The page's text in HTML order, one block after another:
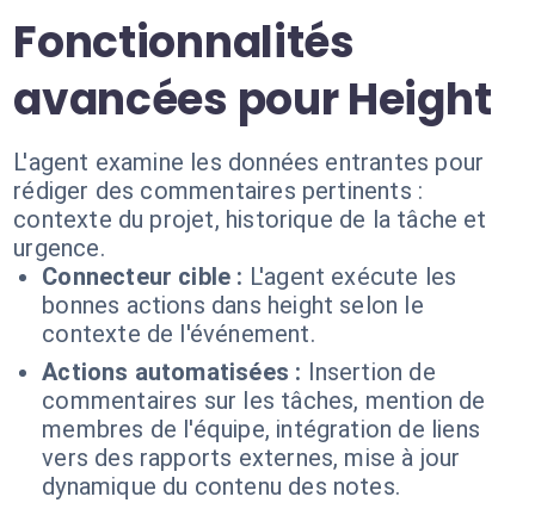
Fonctionnalités
avancées pour Height
L'agent examine les données entrantes pour
rédiger des commentaires pertinents :
contexte du projet, historique de la tâche et
urgence.
Connecteur cible : L'agent exécute les
bonnes actions dans height selon le
contexte de l'événement.
Actions automatisées : Insertion de
commentaires sur les tâches, mention de
membres de l'équipe, intégration de liens
vers des rapports externes, mise à jour
dynamique du contenu des notes.